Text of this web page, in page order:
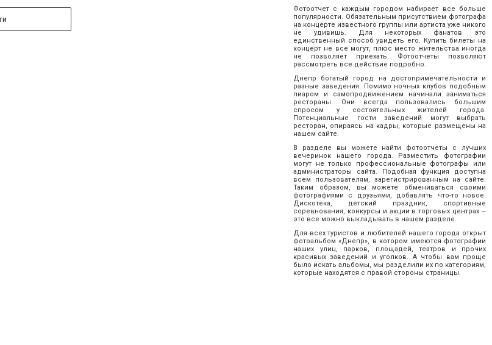
Фотоотчет с каждым городом набирает все больше
популярности. Обязательным присутствием фотографа
на концерте известного группы или артиста уже никого
не удивишь. Для некоторых фанатов это
единственный способ увидеть его. Купить билеты на
концерт не все могут, плюс место жительства иногда
не позволяет приехать. Фотоотчеты позволяют
рассмотреть все действие подробно.
Днепр богатый город на достопримечательности и
разные заведения. Помимо ночных клубов подобным
пиаром и самопродвижением начинали заниматься
рестораны. Они всегда пользовались большим
спросом у состоятельных жителей города.
Потенциальные гости заведений могут выбрать
ресторан, опираясь на кадры, которые размещены на
нашем сайте.
В разделе вы можете найти фотоотчеты с лучших
вечеринок нашего города. Разместить фотографии
могут не только профессиональные фотографы или
администраторы сайта. Подобная функция доступна
всем пользователям, зарегистрированным на сайте.
Таким образом, вы можете обмениваться своими
фотографиями с друзьями, добавлять что-то новое.
Дискотека, детский праздник, спортивные
соревнования, конкурсы и акции в торговых центрах –
это все можно выкладывать в нашем разделе.
Для всех туристов и любителей нашего города открыт
фотоальбом «Днепр», в котором имеются фотографии
наших улиц, парков, площадей, театров и прочих
красивых заведений и уголков. А чтобы вам проще
было искать альбомы, мы разделили их по категориям,
которые находятся с правой стороны страницы.